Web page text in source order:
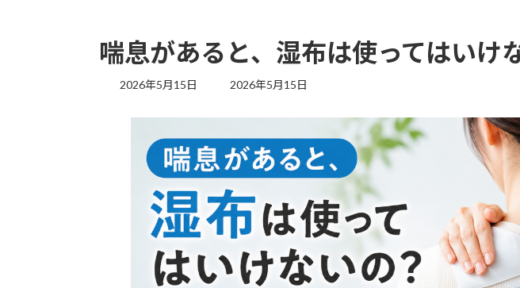
喘息があると、湿布は使ってはいけ
2026年5月15日
最
更
日
時
:
2026年5月15日